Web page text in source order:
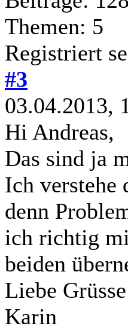
Themen: 5
Registriert
#3
03.04.2013,
Hi Andreas,
Das sind ja
Ich verstehe
denn
ich richtig
beiden
Liebe
Karin